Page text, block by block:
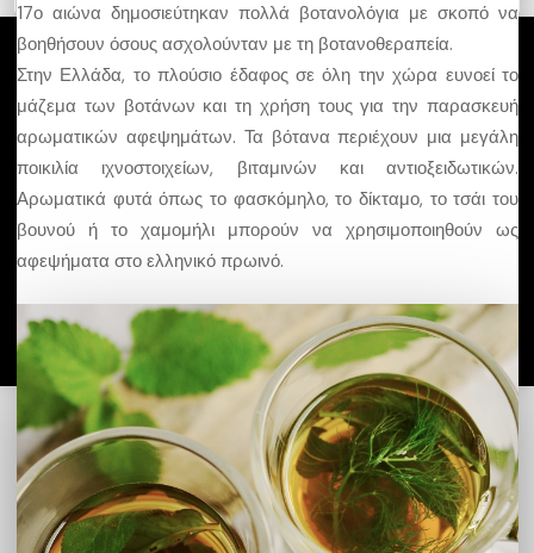
17ο αιώνα δημοσιεύτηκαν πολλά βοτανολόγια με σκοπό να
βοηθήσουν όσους ασχολούνταν με τη βοτανοθεραπεία.
Στην Ελλάδα, το πλούσιο έδαφος σε όλη την χώρα ευνοεί το
μάζεμα των βοτάνων και τη χρήση τους για την παρασκευή
αρωματικών αφεψημάτων. Τα βότανα περιέχουν μια μεγάλη
ποικιλία ιχνοστοιχείων, βιταμινών και αντιοξειδωτικών.
Αρωματικά φυτά όπως το φασκόμηλο, το δίκταμο, το τσάι του
βουνού ή το χαμομήλι μπορούν να χρησιμοποιηθούν ως
αφεψήματα στο ελληνικό πρωινό.
Εγγραφείτε στο πρόγραμμα
Μάθετε περισσότερα για το Ξενοδοχειακό
Επιμελητήριο Ελλάδος